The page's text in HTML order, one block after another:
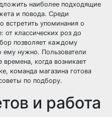
наиболее подходящие
и повода. Среди
встретить упоминания о
от классических роз до
позволяет каждому
ему нужно. Пользователи
когда возникает
команда магазина готова
по подбору.
и работа